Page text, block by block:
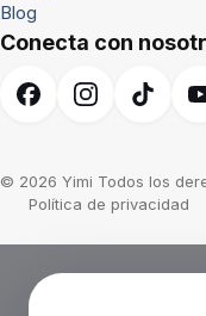
Blog
Conecta con
© 2026 Yimi Todos los
Política de privacidad